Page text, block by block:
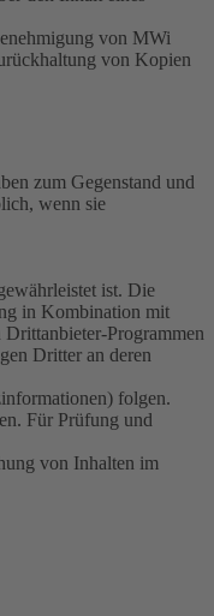
von MWi
von Kopien
zum Gegenstand und
wenn sie
ist. Die
in Kombination mit
Programmen
Dritter an deren
folgen.
Für Prüfung und
von Inhalten im